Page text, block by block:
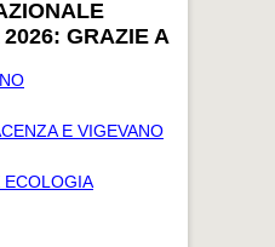
GRAZIE A
E VIGEVANO
ECOLOGIA